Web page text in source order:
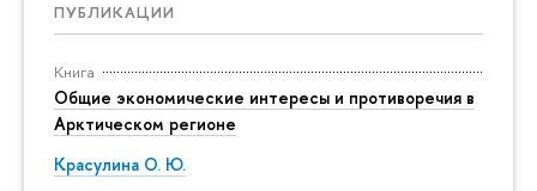
ПУБЛИКАЦИИ
Книга
Общие экономические интересы и противоречия в
Арктическом регионе
Красулина О. Ю.